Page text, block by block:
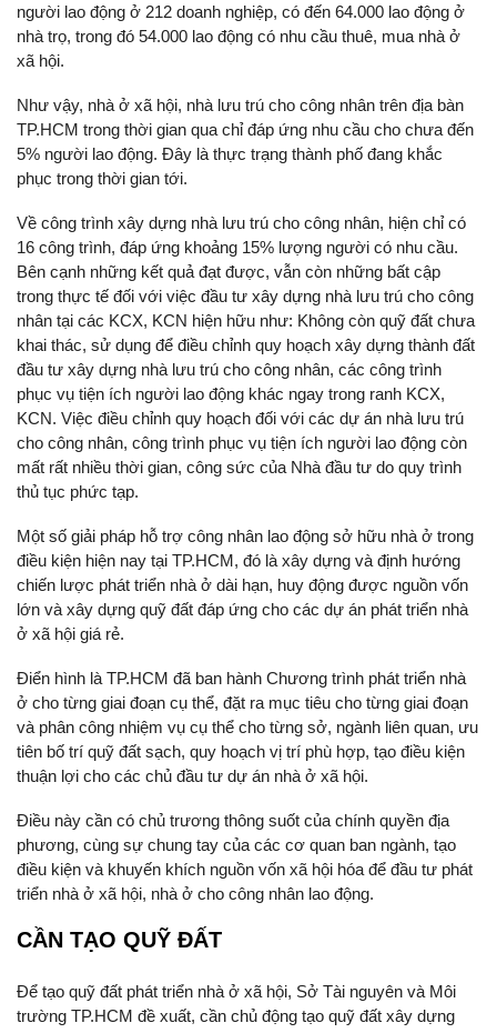
người lao động ở 212 doanh nghiệp, có đến 64.000 lao động ở
nhà trọ, trong đó 54.000 lao động có nhu cầu thuê, mua nhà ở
xã hội.
Như vậy, nhà ở xã hội, nhà lưu trú cho công nhân trên địa bàn
TP.HCM trong thời gian qua chỉ đáp ứng nhu cầu cho chưa đến
5% người lao động. Đây là thực trạng thành phố đang khắc
phục trong thời gian tới.
Về công trình xây dựng nhà lưu trú cho công nhân, hiện chỉ có
16 công trình, đáp ứng khoảng 15% lượng người có nhu cầu.
Bên cạnh những kết quả đạt được, vẫn còn những bất cập
trong thực tế đối với việc đầu tư xây dựng nhà lưu trú cho công
nhân tại các KCX, KCN hiện hữu như: Không còn quỹ đất chưa
khai thác, sử dụng để điều chỉnh quy hoạch xây dựng thành đất
đầu tư xây dựng nhà lưu trú cho công nhân, các công trình
phục vụ tiện ích người lao động khác ngay trong ranh KCX,
KCN. Việc điều chỉnh quy hoạch đối với các dự án nhà lưu trú
cho công nhân, công trình phục vụ tiện ích người lao động còn
mất rất nhiều thời gian, công sức của Nhà đầu tư do quy trình
thủ tục phức tạp.
Một số giải pháp hỗ trợ công nhân lao động sở hữu nhà ở trong
điều kiện hiện nay tại TP.HCM, đó là xây dựng và định hướng
chiến lược phát triển nhà ở dài hạn, huy động được nguồn vốn
lớn và xây dựng quỹ đất đáp ứng cho các dự án phát triển nhà
ở xã hội giá rẻ.
Điển hình là TP.HCM đã ban hành Chương trình phát triển nhà
ở cho từng giai đoạn cụ thể, đặt ra mục tiêu cho từng giai đoạn
và phân công nhiệm vụ cụ thể cho từng sở, ngành liên quan, ưu
tiên bố trí quỹ đất sạch, quy hoạch vị trí phù hợp, tạo điều kiện
thuận lợi cho các chủ đầu tư dự án nhà ở xã hội.
Điều này cần có chủ trương thông suốt của chính quyền địa
phương, cùng sự chung tay của các cơ quan ban ngành, tạo
điều kiện và khuyến khích nguồn vốn xã hội hóa để đầu tư phát
triển nhà ở xã hội, nhà ở cho công nhân lao động.
CẦN TẠO QUỸ ĐẤT
Để tạo quỹ đất phát triển nhà ở xã hội, Sở Tài nguyên và Môi
trường TP.HCM đề xuất, cần chủ động tạo quỹ đất xây dựng